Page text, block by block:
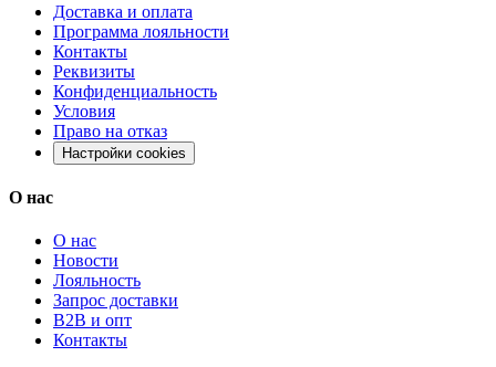
Доставка и оплата
Программа лояльности
Контакты
Реквизиты
Конфиденциальность
Условия
Право на отказ
Настройки cookies
О нас
О нас
Новости
Лояльность
Запрос доставки
B2B и опт
Контакты